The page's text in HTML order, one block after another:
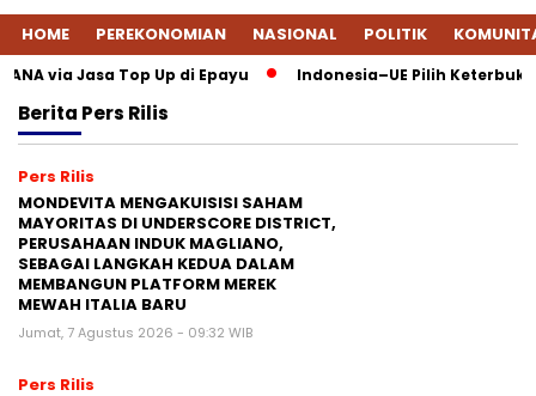
HOME PEREKONOMIAN NASIONAL POLITIK
via Jasa Top Up di Epayu Indonesia–UE Pilih
Berita Pers Rilis
Pers Rilis
MONDEVITA MENGAKUISISI SAHAM
MAYORITAS DI UNDERSCORE DISTRICT,
PERUSAHAAN INDUK MAGLIANO,
SEBAGAI LANGKAH KEDUA DALAM
MEMBANGUN PLATFORM MEREK
MEWAH ITALIA BARU
Jumat, 7 Agustus 2026 - 09:32 WIB
Pers Rilis